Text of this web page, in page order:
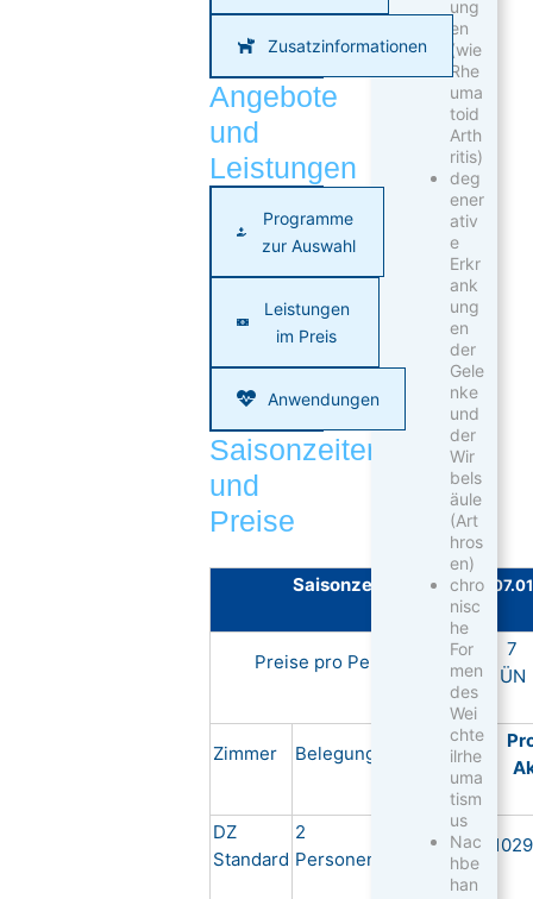
Zusatzinformationen
Angebote
und
Leistungen
Programme
zur Auswahl
Leistungen
im Preis
Anwendungen
Saisonzeiten
und
Preise
Saisonzeiten
Preise pro Person in €
7
ÜN
Zimmer Belegung Verpflegung
DZ
Standard
2
Personen
1029
ung
en
(wie
Rhe
uma
toid
Arth
ritis)
deg
ener
ativ
e
Erkr
ank
ung
en
der
Gele
nke
und
der
Wir
bels
äule
(Art
hros
en)
chro
nisc
he
For
men
des
Wei
chte
ilrhe
uma
tism
us
Nac
hbe
han